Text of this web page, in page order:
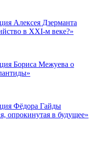
Алексея Дзерманта
в XXI-м веке?»
Бориса Межуева о
Фёдора Гайды
опрокинутая в будущее»